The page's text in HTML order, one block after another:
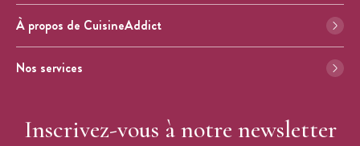
À propos de CuisineAddict
Nos services
Inscrivez-vous à notre newsletter